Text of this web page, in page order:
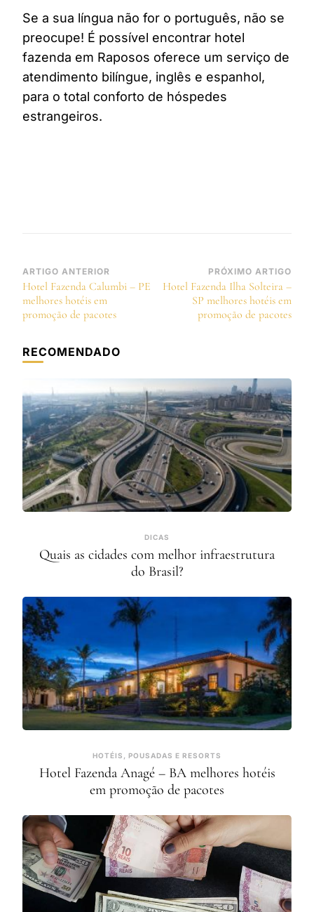
Se a sua língua não for o português, não se
preocupe! É possível encontrar hotel
fazenda em Raposos oferece um serviço de
atendimento bilíngue, inglês e espanhol,
para o total conforto de hóspedes
estrangeiros.
Navegação
de
post
ARTIGO ANTERIOR
Hotel Fazenda Calumbi – PE
melhores hotéis em
promoção de pacotes
PRÓXIMO ARTIGO
Hotel Fazenda Ilha Solteira –
SP melhores hotéis em
promoção de pacotes
RECOMENDADO
DICAS
Quais as cidades com melhor infraestrutura
do Brasil?
HOTÉIS, POUSADAS E RESORTS
Hotel Fazenda Anagé – BA melhores hotéis
em promoção de pacotes